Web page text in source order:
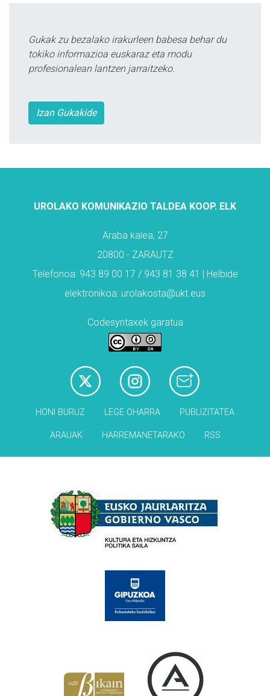
Gukak zu bezalako irakurleen babesa behar du
tokiko informazioa euskaraz eta modu
profesionalean lantzen jarraitzeko.
Izan Gukakide
UROLAKO KOMUNIKAZIO TALDEA KOOP. ELK
Araba kalea, 27
20800 - ZARAUTZ
Telefonoa: 943 89 00 17 / 943 81 38 41 | Helbide
elektronikoa: urolakosta@ukt.eus
Codesyntaxek garatua
HONI BURUZ LEGE OHARRA PUBLIZITATEA
ARAUAK HARREMANETARAKO RSS